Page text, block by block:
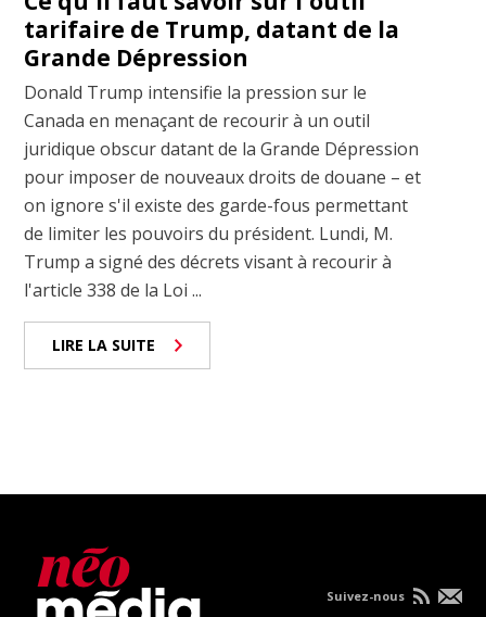
tarifaire de Trump, datant de la
Grande Dépression
Donald Trump intensifie la pression sur le
Canada en menaçant de recourir à un outil
juridique obscur datant de la Grande Dépression
pour imposer de nouveaux droits de douane – et
on ignore s'il existe des garde-fous permettant
de limiter les pouvoirs du président. Lundi, M.
Trump a signé des décrets visant à recourir à
l'article 338 de la Loi ...
LIRE LA SUITE
Suivez-nous